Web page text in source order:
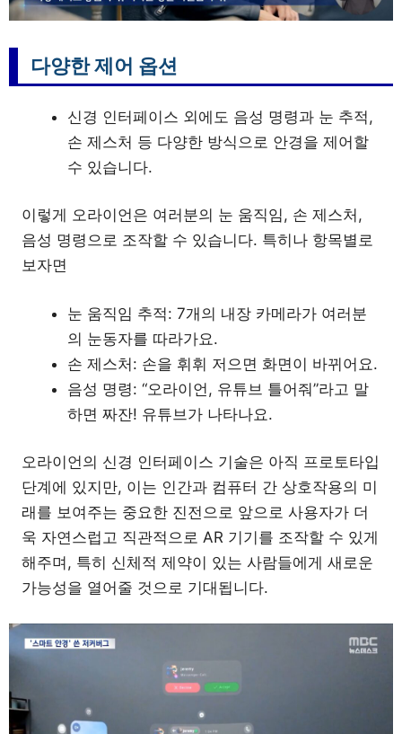
다양한 제어 옵션
신경 인터페이스 외에도 음성 명령과 눈 추적,
손 제스처 등 다양한 방식으로 안경을 제어할
수 있습니다.
이렇게 오라이언은 여러분의 눈 움직임, 손 제스처,
음성 명령으로 조작할 수 있습니다. 특히나 항목별로
보자면
눈 움직임 추적: 7개의 내장 카메라가 여러분
의 눈동자를 따라가요.
손 제스처: 손을 휘휘 저으면 화면이 바뀌어요.
음성 명령: “오라이언, 유튜브 틀어줘”라고 말
하면 짜잔! 유튜브가 나타나요.
오라이언의 신경 인터페이스 기술은 아직 프로토타입
단계에 있지만, 이는 인간과 컴퓨터 간 상호작용의 미
래를 보여주는 중요한 진전으로 앞으로 사용자가 더
욱 자연스럽고 직관적으로 AR 기기를 조작할 수 있게
해주며, 특히 신체적 제약이 있는 사람들에게 새로운
가능성을 열어줄 것으로 기대됩니다.